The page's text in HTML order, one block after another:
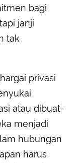
bagi
janji
tak
privasi
atau dibuat-
menjadi
hubungan
harus